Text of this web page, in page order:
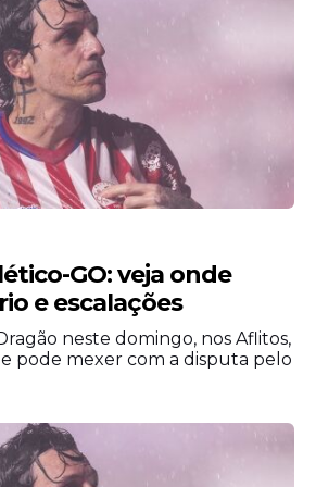
a Raposa passou
porque precisou do
o Minas, inclusive
da equipe
GO: veja onde
e escalações
neste domingo, nos Aflitos,
pode mexer com a disputa pelo